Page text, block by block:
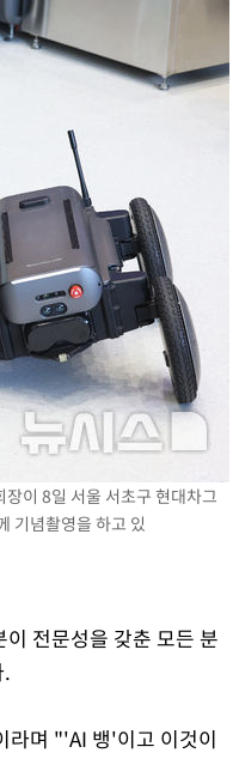
이 8일 서울 서초구 현대차그
기념촬영을 하고 있
전문성을 갖춘 모든 분
.
라며 "'AI 뱅'이고 이것이